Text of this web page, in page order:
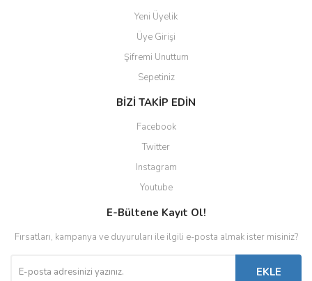
Yeni Üyelik
Üye Girişi
Şifremi Unuttum
Sepetiniz
BİZİ TAKİP EDİN
Facebook
Twitter
Instagram
Youtube
E-Bültene Kayıt Ol!
Fırsatları, kampanya ve duyuruları ile ilgili e-posta almak ister misiniz?
EKLE